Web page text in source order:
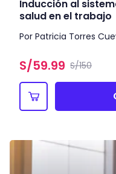
Inducción al
salud en el trabajo
Por Patricia Torres
S/59.99 S/150